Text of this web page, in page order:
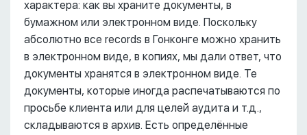
характера: как вы храните документы, в
бумажном или электронном виде. Поскольку
абсолютно все records в Гонконге можно хранить
в электронном виде, в копиях, мы дали ответ, что
документы хранятся в электронном виде. Те
документы, которые иногда распечатываются по
просьбе клиента или для целей аудита и т.д.,
складываются в архив. Есть определённые